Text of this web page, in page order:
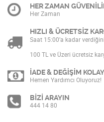
HER ZAMAN
Her Zaman
HIZLI & ÜCRETSİZ
Saat 15:00’a kadar
100 TL ve Üzeri ücretsiz
İADE & DEĞİŞİM
Hemen Yardımcı Oluyoruz!
BİZİ ARAYIN
444 14 80